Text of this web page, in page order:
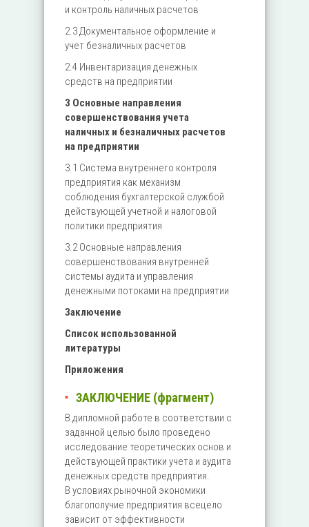
и контроль наличных расчетов
2.3 Документальное оформление и
учет безналичных расчетов
2.4 Инвентаризация денежных
средств на предприятии
3 Основные направления
совершенствования учета
наличных и безналичных расчетов
на предприятии
3.1 Система внутреннего контроля
предприятия как механизм
соблюдения бухгалтерской службой
действующей учетной и налоговой
политики предприятия
3.2 Основные направления
совершенствования внутренней
системы аудита и управления
денежными потоками на предприятии
Заключение
Список использованной
литературы
Приложения
ЗАКЛЮЧЕНИЕ (фрагмент)
В дипломной работе в соответствии с
заданной целью было проведено
исследование теоретических основ и
действующей практики учета и аудита
денежных средств предприятия.
В условиях рыночной экономики
благополучие предприятия всецело
зависит от эффективности